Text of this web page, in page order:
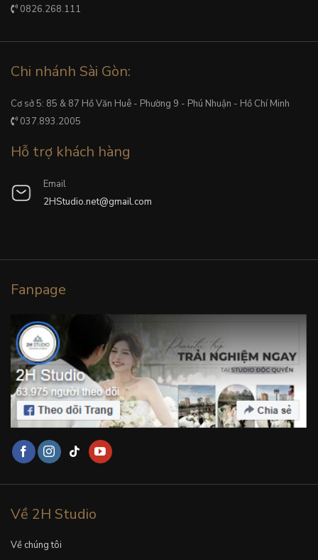
0826.268.111
Chi nhánh Sài Gòn:
Cơ sở 5: 85 & 87 Hồ Văn Huê - Phường 9 - Phú Nhuận - Hồ Chí Minh
037.893.2005
Hỗ trợ khách hàng
Email
2HStudio.net@gmail.com
Fanpage
Về 2H Studio
Về chúng tôi